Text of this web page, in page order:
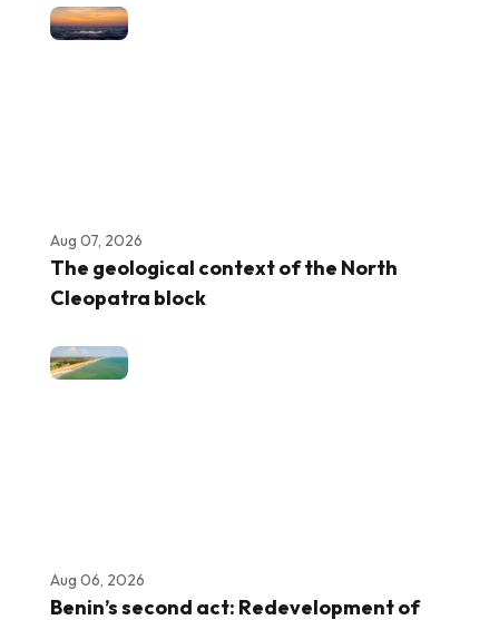
Aug 07, 2026
The geological context of the North
Cleopatra block
Aug 06, 2026
Benin’s second act: Redevelopment of